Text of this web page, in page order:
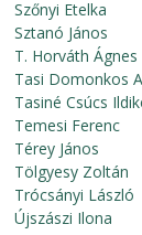
Szőnyi Etelka
Sztanó János
T. Horváth Ágnes
Tasi Domonkos
Tasiné Csúcs
Temesi Ferenc
Térey János
Tölgyesy Zoltán
Trócsányi László
Újszászi Ilona